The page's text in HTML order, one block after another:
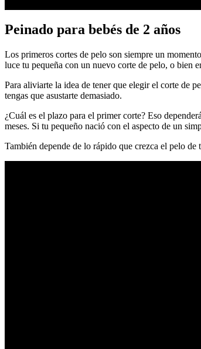
Peinado para bebés de 2 años
Los primeros cortes de pelo son siempre un
luce tu pequeña con un nuevo corte de pelo, o bien
Para aliviarte la idea de tener que elegir el corte de
tengas que asustarte demasiado.
¿Cuál es el plazo para el primer corte? Eso
meses. Si tu pequeño nació con el aspecto de un
También depende de lo rápido que crezca el pelo de